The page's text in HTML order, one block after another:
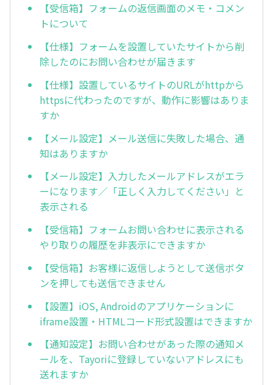
【受信箱】フォームの返信画面のメモ・コメン
トについて
【仕様】フォームを設置していたサイトから削
除したのにお問い合わせが届きます
【仕様】設置しているサイトのURLがhttpから
httpsに代わったのですが、動作に影響はありま
すか
【メール設定】メール送信に失敗した場合、通
知はありますか
【メール設定】入力したメールアドレスがエラ
ーになります／「正しく入力してください」と
表示される
【受信箱】フォームお問い合わせに表示される
やり取りの履歴を非表示にできますか
【受信箱】お客様に返信しようとして送信ボタ
ンを押しても送信できません
【設置】iOS, Androidのアプリケーションに
iframe設置・HTMLコード形式設置はできますか
【通知設定】お問い合わせがあった際の通知メ
ールを、Tayoriに登録していないアドレスにも
送れますか